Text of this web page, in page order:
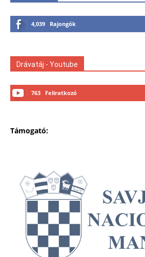
4,039 Rajongók
Drávatáj - Youtube
763 Feliratkozó
Támogató: